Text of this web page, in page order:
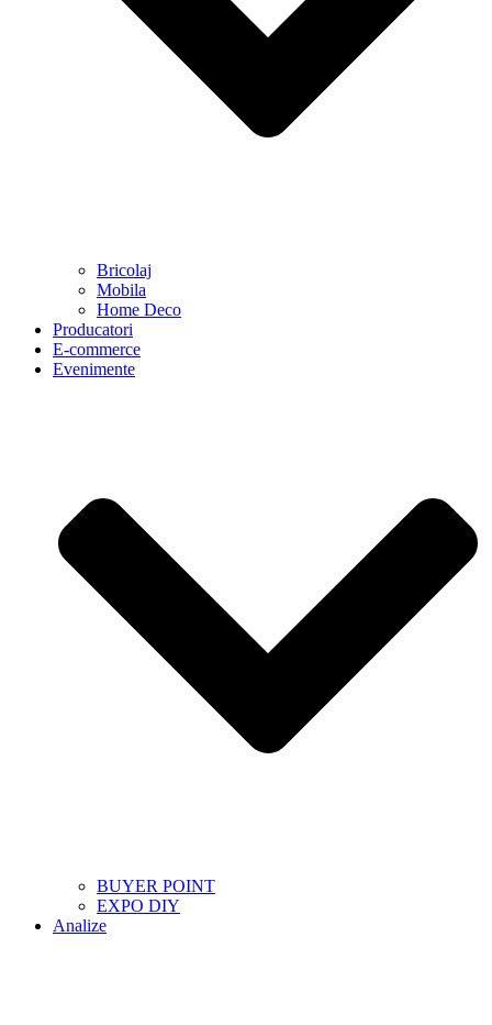
Bricolaj
Mobila
Home Deco
Producatori
E-commerce
Evenimente
BUYER POINT
EXPO DIY
Analize